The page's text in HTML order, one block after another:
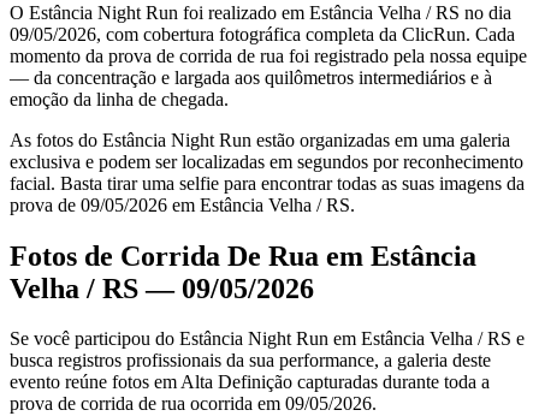
O Estância Night Run foi realizado em Estância Velha / RS no dia
09/05/2026, com cobertura fotográfica completa da ClicRun. Cada
momento da prova de corrida de rua foi registrado pela nossa equipe
— da concentração e largada aos quilômetros intermediários e à
emoção da linha de chegada.
As fotos do Estância Night Run estão organizadas em uma galeria
exclusiva e podem ser localizadas em segundos por reconhecimento
facial. Basta tirar uma selfie para encontrar todas as suas imagens da
prova de 09/05/2026 em Estância Velha / RS.
Fotos de Corrida De Rua em Estância
Velha / RS — 09/05/2026
Se você participou do Estância Night Run em Estância Velha / RS e
busca registros profissionais da sua performance, a galeria deste
evento reúne fotos em Alta Definição capturadas durante toda a
prova de corrida de rua ocorrida em 09/05/2026.